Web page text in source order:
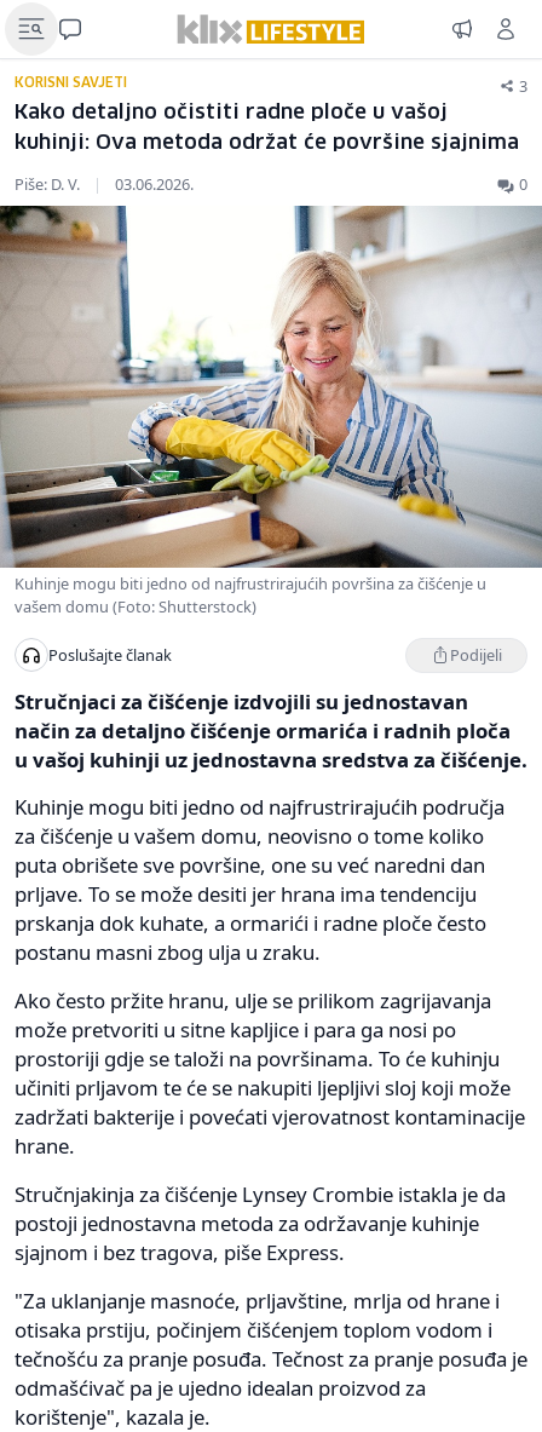
KORISNI SAVJETI 3
Kako detaljno očistiti radne ploče u vašoj
kuhinji: Ova metoda održat će površine sjajnima
Piše: D. V. | 03.06.2026. 0
Kuhinje mogu biti jedno od najfrustrirajućih površina za čišćenje u
vašem domu (Foto: Shutterstock)
Poslušajte članak Podijeli
Stručnjaci za čišćenje izdvojili su jednostavan
način za detaljno čišćenje ormarića i radnih ploča
u vašoj kuhinji uz jednostavna sredstva za čišćenje.
Kuhinje mogu biti jedno od najfrustrirajućih područja
za čišćenje u vašem domu, neovisno o tome koliko
puta obrišete sve površine, one su već naredni dan
prljave. To se može desiti jer hrana ima tendenciju
prskanja dok kuhate, a ormarići i radne ploče često
postanu masni zbog ulja u zraku.
Ako često pržite hranu, ulje se prilikom zagrijavanja
može pretvoriti u sitne kapljice i para ga nosi po
prostoriji gdje se taloži na površinama. To će kuhinju
učiniti prljavom te će se nakupiti ljepljivi sloj koji može
zadržati bakterije i povećati vjerovatnost kontaminacije
hrane.
Stručnjakinja za čišćenje Lynsey Crombie istakla je da
postoji jednostavna metoda za održavanje kuhinje
sjajnom i bez tragova, piše Express.
"Za uklanjanje masnoće, prljavštine, mrlja od hrane i
otisaka prstiju, počinjem čišćenjem toplom vodom i
tečnošću za pranje posuđa. Tečnost za pranje posuđa je
odmašćivač pa je ujedno idealan proizvod za
korištenje", kazala je.